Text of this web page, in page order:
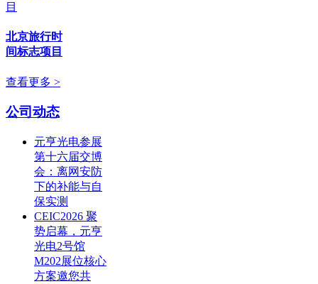
北京旅行时
间标志项目
查看更多 >
公司动态
元亨光电参展
第十六届交博
会：离网安防
下的补能与自
保实测
CEIC2026 聚
势启幕，元亨
光电2号馆
M202展位核心
方案邀您共